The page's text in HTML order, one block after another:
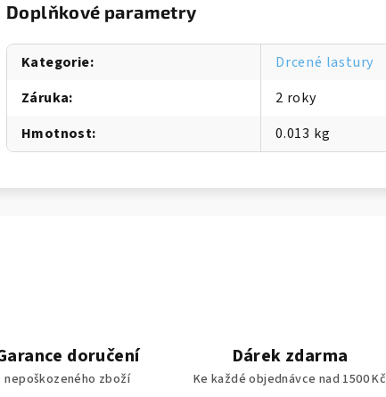
Doplňkové parametry
Kategorie:
Drcené lastury
Záruka:
2 roky
Hmotnost: 0.013 kg
doručení
nepoškozeného zboží
Dárek zdarma
Ke každé objednávce nad 1500 Kč